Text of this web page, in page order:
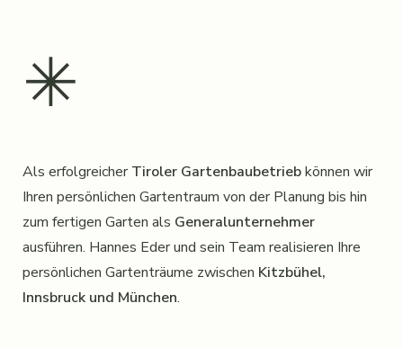
✳︎
Als erfolgreicherTiroler Gartenbaubetriebkönnen wir
Ihren persönlichen Gartentraum von der Planung bis hin
zum fertigen Garten als Generalunternehmer
ausführen. Hannes Eder und sein Team realisieren Ihre
persönlichen Gartenträume zwischen Kitzbühel,
Innsbruck und München.